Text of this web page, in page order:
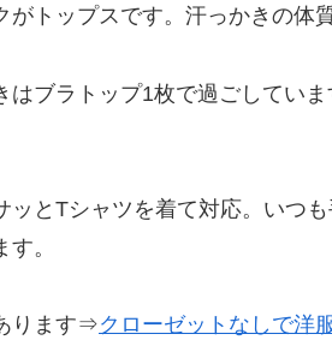
トップスです。汗っかきの体
ブラトップ1枚で過ごしてい
とTシャツを着て対応。いつ
。
ります⇒クローゼットなしで洋